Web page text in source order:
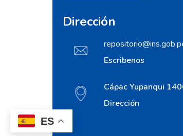
ES
Dirección
Escribenos
Cápac Yupanqui
Dirección